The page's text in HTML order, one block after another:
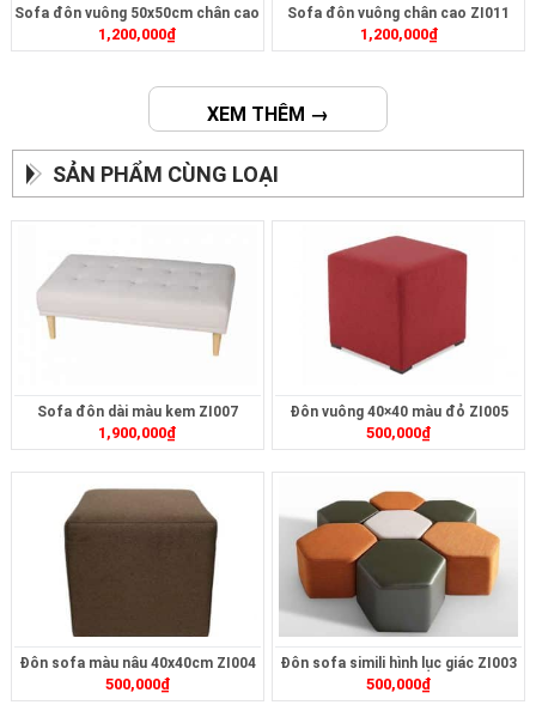
Sofa đôn vuông 50x50cm chân cao
ZI010
1,200,000₫
Sofa đôn vuông chân cao ZI011
1,200,000₫
XEM THÊM →
SẢN PHẨM CÙNG LOẠI
Sofa đôn dài màu kem ZI007
1,900,000₫
Đôn vuông 40×40 màu đỏ ZI005
500,000₫
Đôn sofa màu nâu 40x40cm ZI004
500,000₫
Đôn sofa simili hình lục giác ZI003
500,000₫